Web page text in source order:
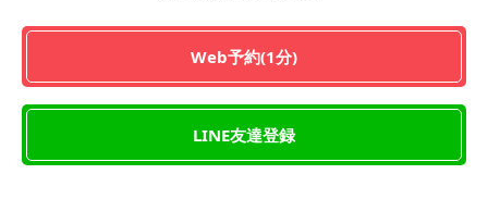
Web予約(1分)
LINE友達登録